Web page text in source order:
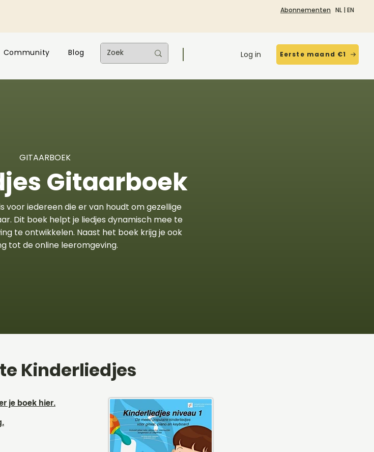
Abonnementen NL | EN
Community Blog Log in Eerste maand €1
GITAARBOEK
Gitaarboek
voor iedereen die er van houdt om gezellige
Dit boek helpt je liedjes dynamisch mee te
te ontwikkelen. Naast het boek krijg je ook
tot de online leeromgeving.
Kinderliedjes
je boek hier.